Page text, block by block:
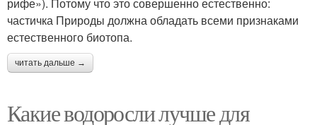
частичка Природы должна обладать всеми признаками
естественного биотопа.
читать дальше →
Какие водоросли лучше для